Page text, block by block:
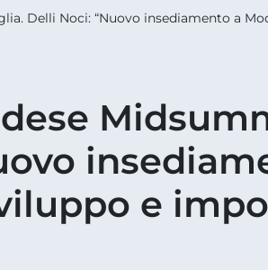
Delli Noci: “Nuovo insediamento a
e